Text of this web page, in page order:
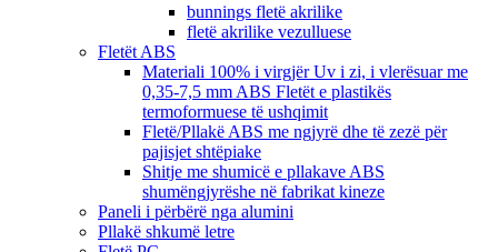
bunnings fletë akrilike
fletë akrilike vezulluese
Fletët ABS
Materiali 100% i virgjër Uv i zi, i vlerësuar me
0,35-7,5 mm ABS Fletët e plastikës
termoformuese të ushqimit
Fletë/Pllakë ABS me ngjyrë dhe të zezë për
pajisjet shtëpiake
Shitje me shumicë e pllakave ABS
shumëngjyrëshe në fabrikat kineze
Paneli i përbërë nga alumini
Pllakë shkumë letre